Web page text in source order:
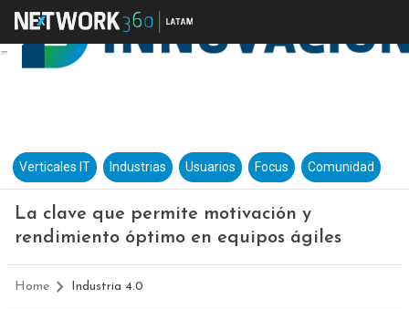
Verticales IT Industrias Usuarios Focus Comunidad
La clave que permite motivación y
rendimiento óptimo en equipos ágiles
Home Industria 4.0